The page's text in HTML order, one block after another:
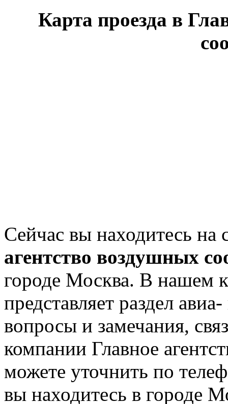
Карта проезда в
Сейчас вы находитесь на
агентство воздушных
городе Москва. В нашем
представляет раздел
вопросы и замечания,
компании Главное
можете уточнить по
вы находитесь в городе